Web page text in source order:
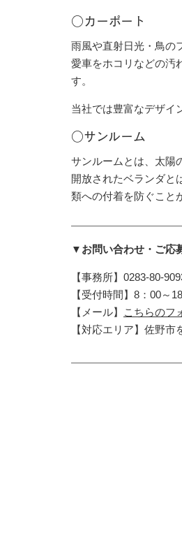
○カーポート
雨風や直射日光・鳥の
愛車をホコリなどの汚
す。
当社では豊富なデザイ
○サンルーム
サンルームとは、太陽
開放されたベランダと
類への付着を防ぐこと
▼お問い合わせ・ご応
【事務所】0283-80-
【受付時間】8：00～
【メール】
こちらのフ
【対応エリア】佐野